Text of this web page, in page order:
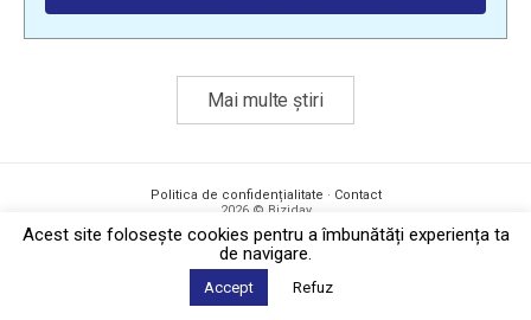
Mai multe știri
Politica de confidențialitate · Contact
2026 © Biziday
Acest site foloseşte cookies pentru a îmbunătăți experiența ta
de navigare.
Accept Refuz